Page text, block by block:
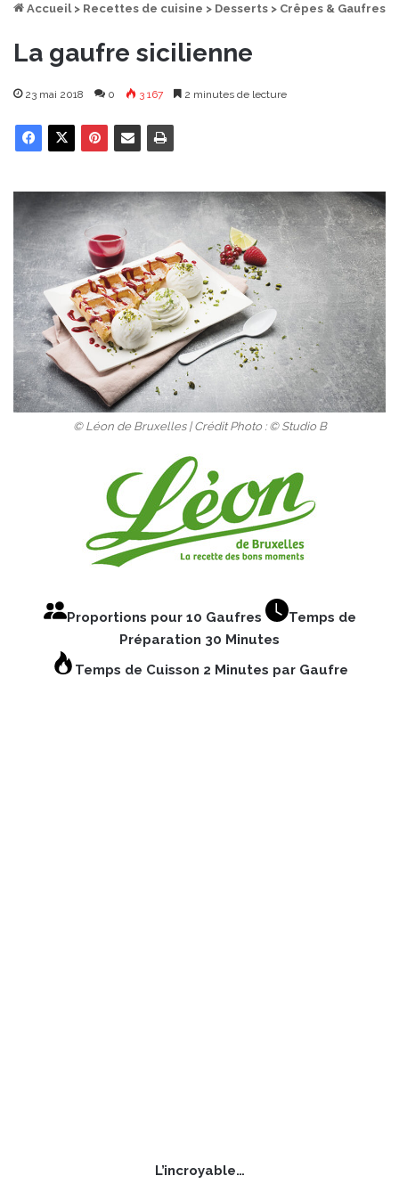
Accueil > Recettes de cuisine > Desserts > Crêpes & Gaufres
La gaufre sicilienne
23 mai 2018 0 3 167 2 minutes de lecture
© Léon de Bruxelles | Crédit Photo : © Studio B
Proportions pour 10 Gaufres
Temps de
Préparation 30 Minutes
Temps de Cuisson 2 Minutes par Gaufre
L’incroyable…